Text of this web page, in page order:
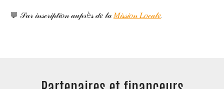
💬 𝒮𝓊𝓇 𝒾𝓃𝓈𝒸𝓇𝒾𝓅𝓉𝒾𝑜𝓃 𝒶𝓊𝓅𝓇è𝓈 𝒹𝑒 𝓁𝒶𝑀𝒾𝓈𝓈𝒾𝑜𝓃 𝐿𝑜𝒸𝒶𝓁𝑒.